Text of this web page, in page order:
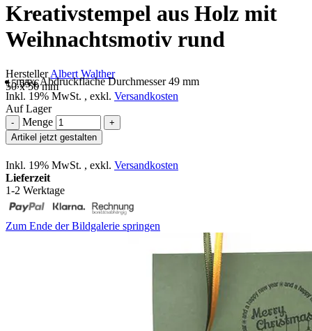
Kreativstempel aus Holz mit
Weihnachtsmotiv rund
HerstellerAlbert Walther
50 x 50 mm
max. Abdruckfläche Durchmesser 49 mm
15,55 €
Inkl. 19% MwSt. , exkl. Versandkosten
Auf Lager
- Menge
+
Artikel jetzt gestalten
Inkl. 19% MwSt. , exkl. Versandkosten
Lieferzeit
1-2 Werktage
Zum Ende der Bildgalerie springen